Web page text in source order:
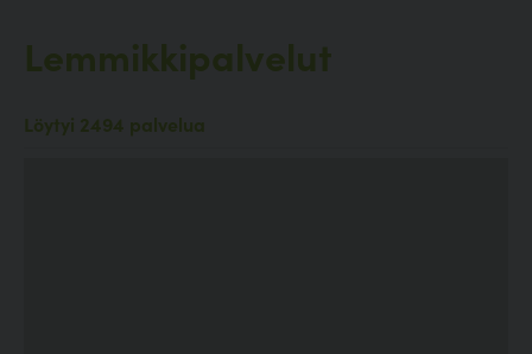
Lemmikkipalvelut
Löytyi 2494 palvelua